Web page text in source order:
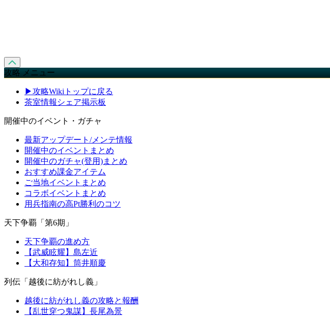
攻略 メニュー
▶攻略Wikiトップに戻る
茶室情報シェア掲示板
開催中のイベント・ガチャ
最新アップデート/メンテ情報
開催中のイベントまとめ
開催中のガチャ(登用)まとめ
おすすめ課金アイテム
ご当地イベントまとめ
コラボイベントまとめ
用兵指南の高Pt勝利のコツ
天下争覇「第6期」
天下争覇の進め方
【武威眩耀】島左近
【大和存知】筒井順慶
列伝「越後に紡がれし義」
越後に紡がれし義の攻略と報酬
【乱世穿つ鬼謀】長尾為景